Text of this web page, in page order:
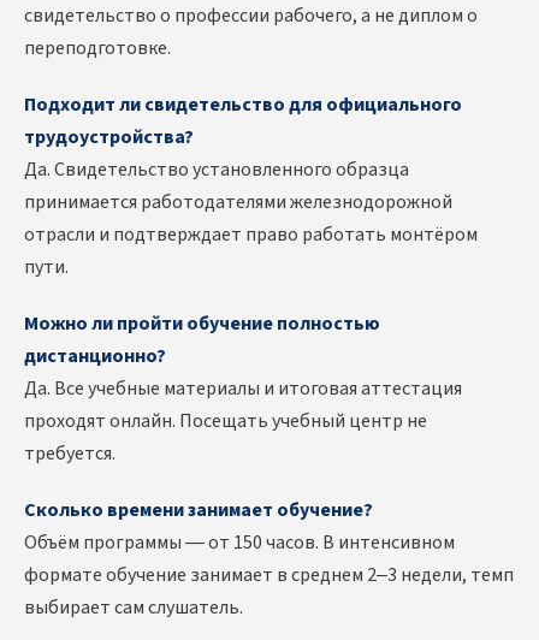
свидетельство о профессии рабочего, а не диплом о
переподготовке.
Подходит ли свидетельство для официального
трудоустройства?
Да. Свидетельство установленного образца
принимается работодателями железнодорожной
отрасли и подтверждает право работать монтёром
пути.
Можно ли пройти обучение полностью
дистанционно?
Да. Все учебные материалы и итоговая аттестация
проходят онлайн. Посещать учебный центр не
требуется.
Сколько времени занимает обучение?
Объём программы — от 150 часов. В интенсивном
формате обучение занимает в среднем 2–3 недели, темп
выбирает сам слушатель.